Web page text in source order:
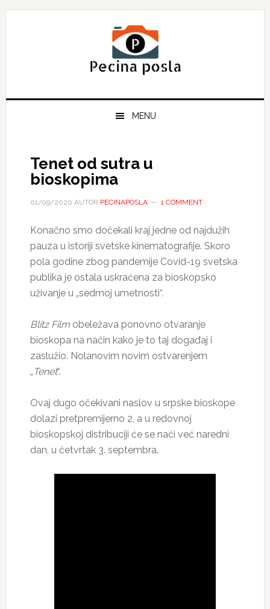
Skip
Skip
Skip
MENU
Tenet od sutra u
bioskopima
01/09/2020 AUTOR PECINAPOSLA 1 COMMENT
Konačno smo dočekali kraj jedne od najdužih
pauza u istoriji svetske kinematografije. Skoro
pola godine zbog pandemije Covid-19 svetska
publika je ostala uskraćena za bioskopsko
uživanje u „sedmoj umetnosti“.
Blitz Filmobeležava ponovno otvaranje
bioskopa na način kako je to taj događaj i
zaslužio. Nolanovim novim ostvarenjem
„ Tenet“.
Ovaj dugo očekivani naslov u srpske bioskope
dolazi pretpremijerno 2, a u redovnoj
bioskopskoj distribuciji će se naći već naredni
dan, u četvrtak 3. septembra.